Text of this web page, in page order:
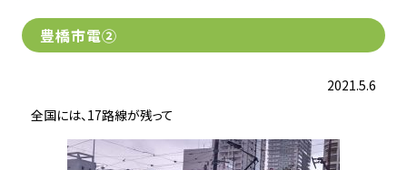
豊橋市電②
2021.5.6
全国には、17路線が残って